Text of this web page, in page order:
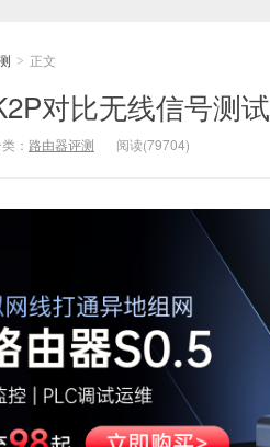
> 正文
对比无线信号测试
： 路由器评测 阅读(79704)